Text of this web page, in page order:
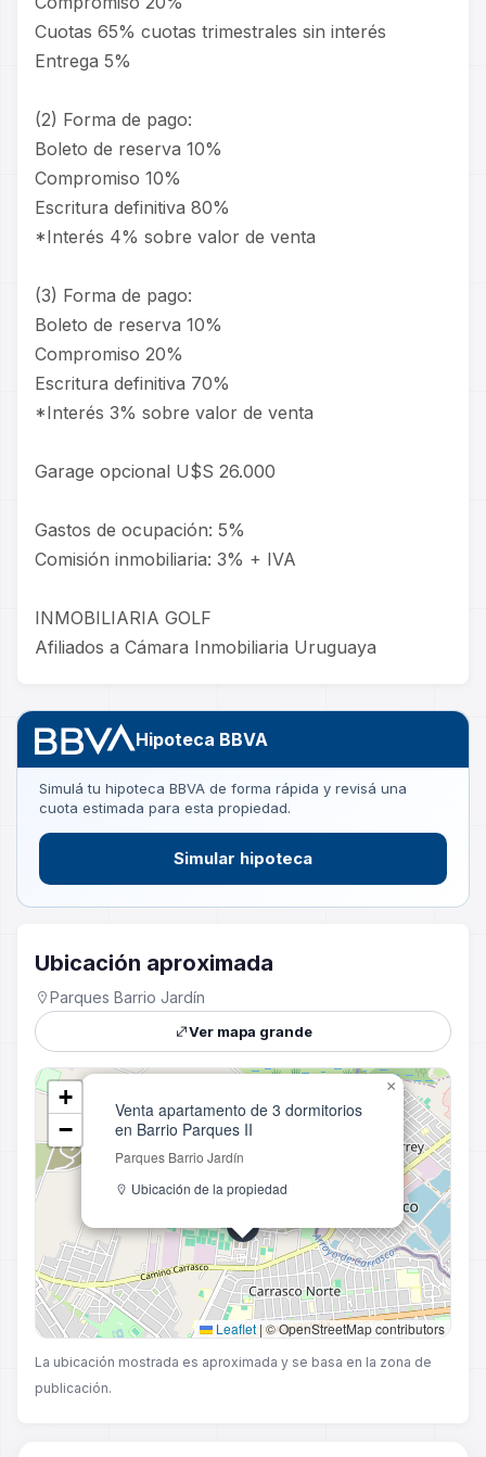
Cuotas 65% cuotas trimestrales sin interés
Entrega 5%
(2) Forma de pago:
Boleto de reserva 10%
Compromiso 10%
Escritura definitiva 80%
*Interés 4% sobre valor de venta
(3) Forma de pago:
Boleto de reserva 10%
Compromiso 20%
Escritura definitiva 70%
*Interés 3% sobre valor de venta
Garage opcional U$S 26.000
Gastos de ocupación: 5%
Comisión inmobiliaria: 3% + IVA
INMOBILIARIA GOLF
Afiliados a Cámara Inmobiliaria Uruguaya
Hipoteca BBVA
Simulá tu hipoteca BBVA de forma rápida y revisá una
cuota estimada para esta propiedad.
Simular hipoteca
Ubicación aproximada
Parques Barrio Jardín
Ver mapa grande
Venta apartamento de 3 dormitorios
en Barrio Parques II
Parques Barrio Jardín
Ubicación de la propiedad
×
+
−
Leaflet|© OpenStreetMap contributors
La ubicación mostrada es aproximada y se basa en la zona de
publicación.